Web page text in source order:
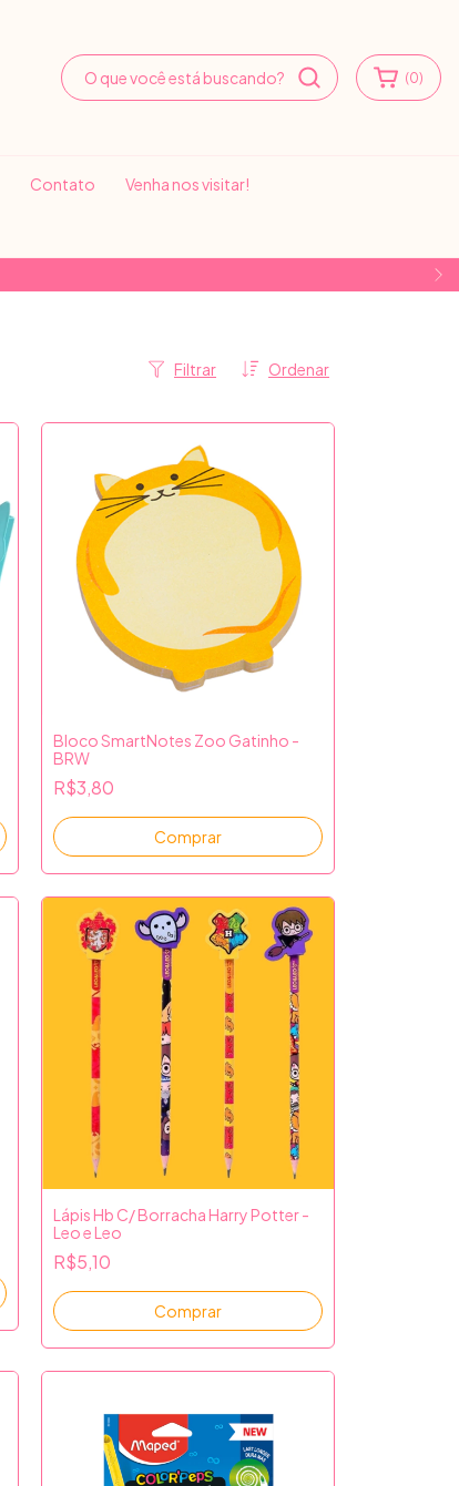
(0)
Contato Venha nos visitar!
Ordenar
Filtrar
Bloco SmartNotes Zoo Gatinho -
BRW
R$3,80
Comprar
Lápis Hb C/ Borracha Harry Potter -
Leo e Leo
R$5,10
Comprar